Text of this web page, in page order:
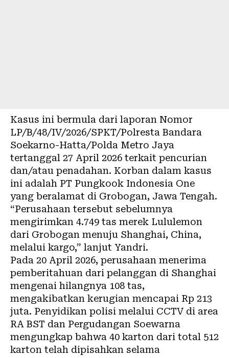
Kasus ini bermula dari laporan Nomor
LP/B/48/IV/2026/SPKT/Polresta Bandara
Soekarno-Hatta/Polda Metro Jaya
tertanggal 27 April 2026 terkait pencurian
dan/atau penadahan. Korban dalam kasus
ini adalah PT Pungkook Indonesia One
yang beralamat di Grobogan, Jawa Tengah.
“Perusahaan tersebut sebelumnya
mengirimkan 4.749 tas merek Lululemon
dari Grobogan menuju Shanghai, China,
melalui kargo,” lanjut Yandri.
Pada 20 April 2026, perusahaan menerima
pemberitahuan dari pelanggan di Shanghai
mengenai hilangnya 108 tas,
mengakibatkan kerugian mencapai Rp 213
juta. Penyidikan polisi melalui CCTV di area
RA BST dan Pergudangan Soewarna
mengungkap bahwa 40 karton dari total 512
karton telah dipisahkan selama